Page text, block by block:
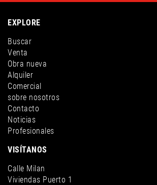
EXPLORE
Buscar
Venta
Obra nueva
Alquiler
Comercial
sobre nosotros
Contacto
Noticias
Profesionales
VISÍTANOS
Calle Milan
Viviendas Puerto 1